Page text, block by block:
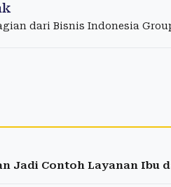
dari Bisnis Indonesia
Jadi Contoh Layanan Ibu